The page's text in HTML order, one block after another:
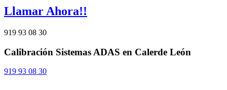
Llamar Ahora!!
919 93 08 30
Calibración Sistemas ADAS en Calerde León
919 93 08 30